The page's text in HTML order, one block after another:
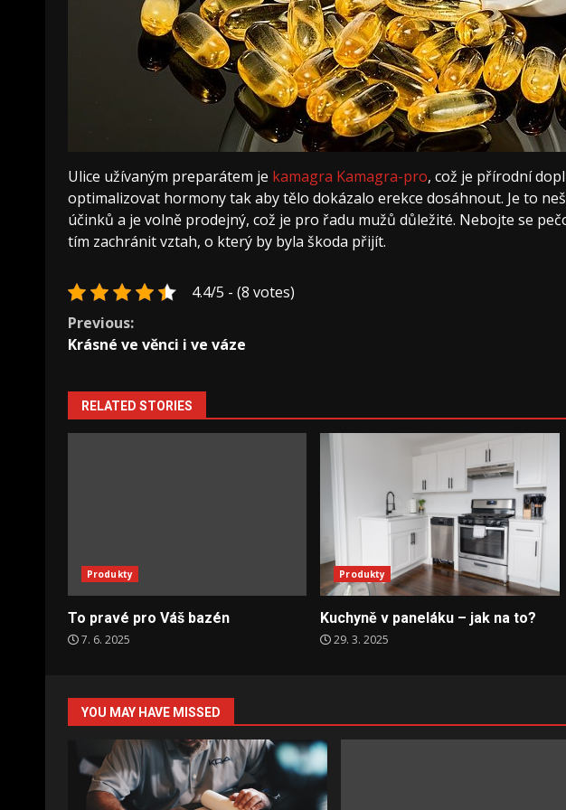
Ulice užívaným preparátem je kamagra Kamagra-pro, což je přírodní
optimalizovat hormony tak aby tělo dokázalo erekce dosáhnout. Je to
účinků a je volně prodejný, což je pro řadu mužů důležité. Nebojte se
tím zachránit vztah, o který by byla škoda přijít.
4.4/5 - (8 votes)
Continue
Previous:
Krásné ve věnci i ve váze
RELATED STORIES
Produkty
To pravé pro Váš bazén
7. 6. 2025
Produkty
Kuchyně v paneláku – jak na to?
29. 3. 2025
YOU MAY HAVE MISSED